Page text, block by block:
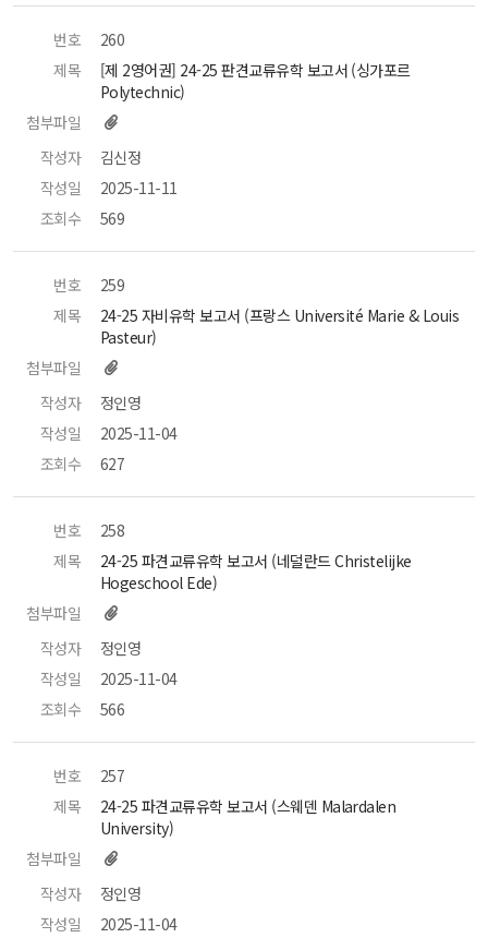
번호
260
제목
[제 2영어권] 24-25 판견교류유학 보고서 (싱가포르
Polytechnic)
첨부파일
작성자
김신정
작성일
2025-11-11
조회수
569
번호
259
제목
24-25 자비유학 보고서 (프랑스 Université Marie & Louis
Pasteur)
첨부파일
작성자
정인영
작성일
2025-11-04
조회수
627
번호
258
제목
24-25 파견교류유학 보고서 (네덜란드 Christelijke
Hogeschool Ede)
첨부파일
작성자
정인영
작성일
2025-11-04
조회수
566
번호
257
제목
24-25 파견교류유학 보고서 (스웨덴 Malardalen
University)
첨부파일
작성자
정인영
작성일
2025-11-04